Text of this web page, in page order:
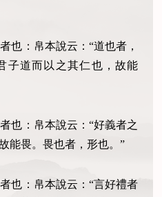
也：帛本說云：“道也者，
子道而以之其仁也，故能
也：帛本說云：“好義者之
能畏。畏也者，形也。”
也：帛本說云：“言好禮者